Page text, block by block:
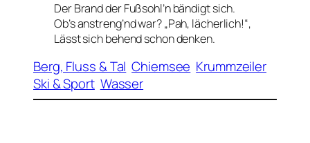
Der Brand der Fußsohl’n bändigt sich.
Ob’s anstreng’nd war? „Pah, lächerlich!“,
Lässt sich behend schon denken.
Berg, Fluss & Tal Chiemsee Krummzeiler
Ski & Sport Wasser